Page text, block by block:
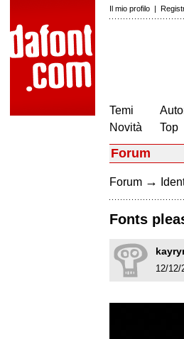
Il mio profilo |
Temi
Novità
Top
Forum
Forum →
Fonts
12/12/